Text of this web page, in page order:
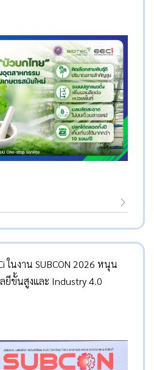
ในงาน SUBCON 2026 หนุน
ยีขั้นสูงและ Industry 4.0